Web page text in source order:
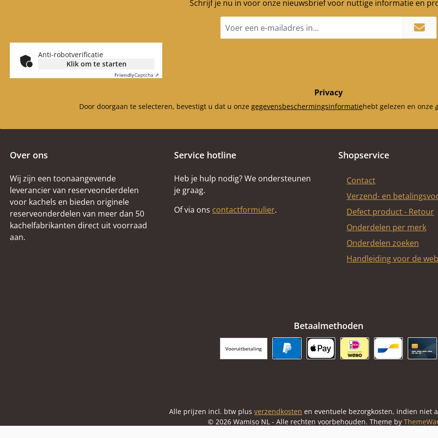
Schrijf je nu in voor onze nieuwsbrief voor nuttige informatie en
mailadres
Anti-robotverificatie
Klik om te starten
FriendlyCaptcha ⇗
Privacy
Door doorgaan te selecteren, bevestigt u dat u onze gegevensbeschermingsinformatiehebt gelezen en onze
Over ons
Wij zijn een toonaangevende
leverancier van reserveonderdelen
voor kachels en bieden originele
reserveonderdelen van meer dan 50
kachelfabrikanten direct uit voorraad
aan.
Service hotline
Heb je hulp nodig? We ondersteunen
je graag.
Of via ons contactformulier.
Shopservice
Contact
Verzend- en
Defect product - Retour
Onderdelen per merk
Onderdelen zoeken
Handleiding voor de
Betaalmethoden
Vooruitbetaling
Alle prijzen incl. btw plus verzendkosten en eventuele bezorgkosten, indien niet
© 2026 Wamiso NL - Alle rechten voorbehouden. Theme by